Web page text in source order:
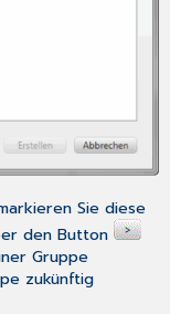
Sie diese
den Button
Gruppe
zukünftig